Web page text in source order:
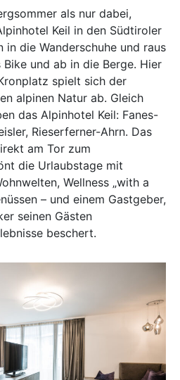
als nur dabei,
Keil in den Südtiroler
in die Wanderschuhe und raus
und ab in die Berge. Hier
spielt sich der
alpinen Natur ab. Gleich
das Alpinhotel Keil: Fanes-
Rieserferner-Ahrn. Das
am Tor zum
die Urlaubstage mit
Wellness „with a
– und einem Gastgeber,
seinen Gästen
beschert.